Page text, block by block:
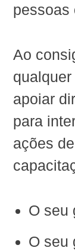
pessoas
Ao
apoiar
para
ações
O seu
O seu